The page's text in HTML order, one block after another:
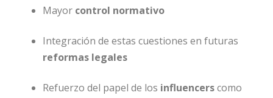
Mayor control normativo
Integración de estas cuestiones en futuras
reformas legales
Refuerzo del papel de los influencerscomo